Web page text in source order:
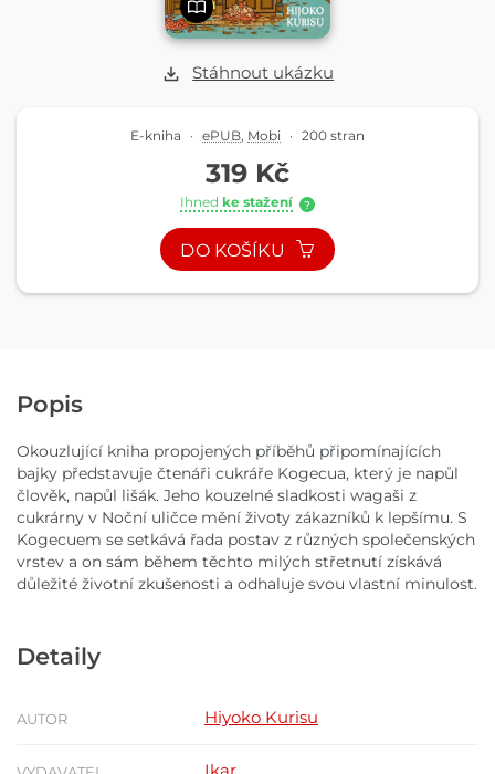
Stáhnout ukázku
E-kniha · ePUB Mobi · 200 stran
319 Kč
Ihned ke stažení ?
DO KOŠÍKU
Popis
Okouzlující kniha propojených příběhů připomínajících
bajky představuje čtenáři cukráře Kogecua, který je napůl
člověk, napůl lišák. Jeho kouzelné sladkosti wagaši z
cukrárny v Noční uličce mění životy zákazníků k lepšímu. S
Kogecuem se setkává řada postav z různých společenských
vrstev a on sám během těchto milých střetnutí získává
důležité životní zkušenosti a odhaluje svou vlastní minulost.
Detaily
AUTOR Hiyoko Kurisu